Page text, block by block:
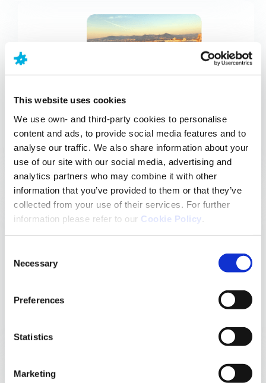
This website uses cookies
We use own- and third-party cookies to personalise
content and ads, to provide social media features and to
analyse our traffic. We also share information about your
use of our site with our social media, advertising and
analytics partners who may combine it with other
information that you’ve provided to them or that they’ve
collected from your use of their services. For further
information please refer to our Cookie Policy
Selection
Necessary
Preferences
Statistics
Marketing
Nello stabilimento di produzione di Sant Joan Despí,
a Barcellona, sono stati installati +400 pannelli
solari per la generazione di energia rinnovabile
Neuraxpharm ha calcolato con successo l'intera
tutte le sue affiliate con l'aiuto di un ente esterno